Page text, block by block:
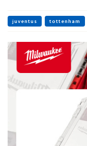
juventus tottenham